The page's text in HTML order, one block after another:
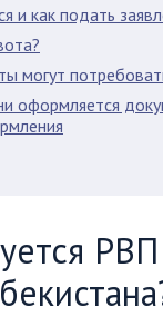
и как подать
могут
оформляется